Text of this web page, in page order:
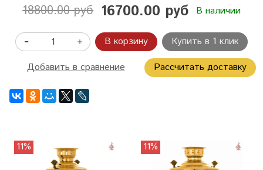
18800.00 руб 16700.00 руб В наличии
В корзину
Купить в 1 клик
Добавить в сравнение
Рассчитать доставку
11% 11%